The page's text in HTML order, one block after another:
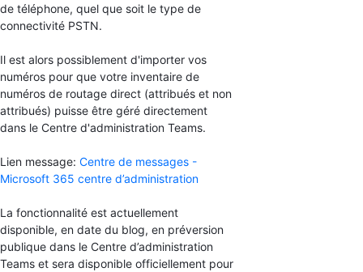
de téléphone, quel que soit le type de
connectivité PSTN.
Il est alors possiblement d'importer vos
numéros pour que votre inventaire de
numéros de routage direct (attribués et non
attribués) puisse être géré directement
dans le Centre d'administration Teams.
Lien message: Centre de messages -
Microsoft 365 centre d’administration
La fonctionnalité est actuellement
disponible, en date du blog, en préversion
publique dans le Centre d’administration
Teams et sera disponible officiellement pour